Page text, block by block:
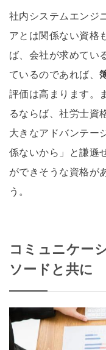
社内システムエンジ
アとは関係ない資格
ば、会社が求めてい
ているのであれば、
評価は高まります。
るならば、社労士資
大きなアドバンテー
係ないから」と謙遜
ができそうな資格が
う。
コミュニケー
ソードと共に